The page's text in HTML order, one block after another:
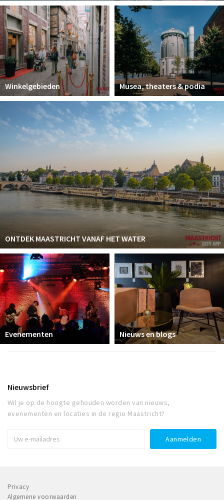
Winkelgebieden Musea, theaters & podia
ONTDEK MAASTRICHT VANAF HET WATER
Evenementen Nieuws en blogs
Nieuwsbrief
Wil je op de hoogte gehouden worden van nieuws,
evenementen en locaties in de regio Maastricht?
Privacy
Algemene voorwaarden